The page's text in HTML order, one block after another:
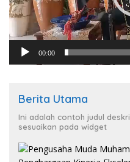
00:00
Berita Utama
Ini adalah contoh judul
sesuaikan pada widget